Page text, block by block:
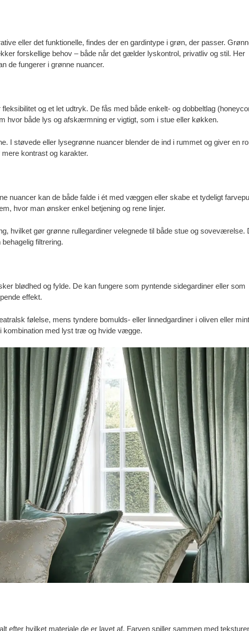
eller det funktionelle, findes der en gardintype i grøn, der passer.
forskellige behov – både når det gælder lyskontrol, privatliv og stil. Her
de fungerer i grønne nuancer.
og et let udtryk. De fås med både enkelt- og dobbeltlag
hvor både lys og afskærmning er vigtigt, som i stue eller køkken.
I støvede eller lysegrønne nuancer blender de ind i rummet og giver en
kontrast og karakter.
nuancer kan de både falde i ét med væggen eller skabe et tydeligt
hvor man ønsker enkel betjening og rene linjer.
hvilket gør grønne rullegardiner velegnede til både stue og soveværelse.
filtrering.
blødhed og fylde. De kan fungere som pyntende sidegardiner eller som
effekt.
følelse, mens tyndere bomulds- eller linnedgardiner i oliven eller mint
kombination med lyst træ og hvide vægge.
efter hvilket materiale de er lavet af. Farven spiller sammen med